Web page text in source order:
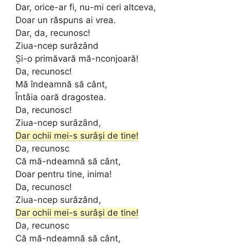
Dar, orice-ar fi, nu-mi ceri altceva,
Doar un răspuns ai vrea.
Dar, da, recunosc!
Ziua-ncep surâzând
Și-o primăvară mă-nconjoară!
Da, recunosc!
Mă îndeamnă să cânt,
Întâia oară dragostea.
Da, recunosc!
Ziua-ncep surâzând,
Dar ochii mei-s surâși de tine!
Da, recunosc
Că mă-ndeamnă să cânt,
Doar pentru tine, inima!
Da, recunosc!
Ziua-ncep surâzând,
Dar ochii mei-s surâși de tine!
Da, recunosc
Că mă-ndeamnă să cânt,